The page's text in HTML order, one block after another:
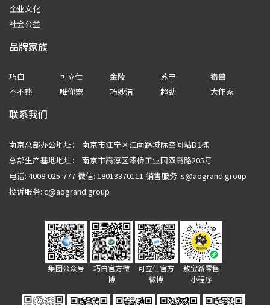
企业文化
社会公益
品牌家族
巧白 可立仕 金陵 苏宁
猎兽
不不熊
唯你宠 巧妙洁 超劲 大作家
联系我们
南京总部办公地址：
南京市江宁区江南路城际空间站D1栋
总部生产基地地址：
南京市高淳区漆桥工业园双高路205号
电话: 4008-025-777 微信: 18013370111 销售服务: s@aogrand.group
投诉服务: c@aogrand.group
集团公众号
巧白官方微
博
可立仕官方
微博
敖宝新零售
小程序